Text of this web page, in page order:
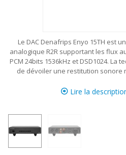
Le DAC Denafrips Enyo 15TH est
analogique R2R supportant les flux
PCM 24bits 1536kHz et DSD1024. La
de dévoiler une restitution sonore
Lire la